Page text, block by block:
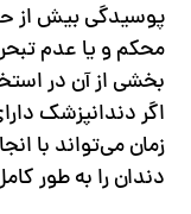
پوسیدگی بیش از
محکم و یا عدم
بخشی از آن در
اگر دندانپزشک
زمان می‌تواند با
دندان را به طور